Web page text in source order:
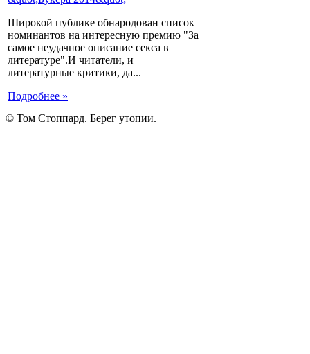
Широкой публике обнародован список
номинантов на интересную премию "За
самое неудачное описание секса в
литературе".И читатели, и
литературные критики, да...
Подробнее »
© Том Стоппард. Берег утопии.